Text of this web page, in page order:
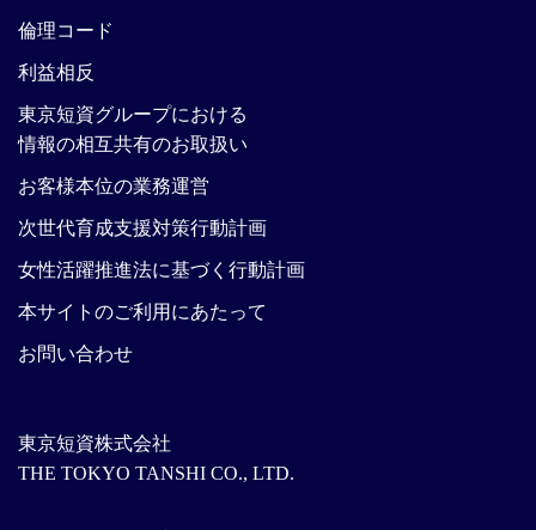
東京短資株式会社
THE TOKYO TANSHI CO., LTD.
倫理コード
利益相反
東京短資グループにおける
情報の相互共有のお取扱い
お客様本位の業務運営
次世代育成支援対策行動計画
女性活躍推進法に基づく行動計画
本サイトのご利用にあたって
お問い合わせ